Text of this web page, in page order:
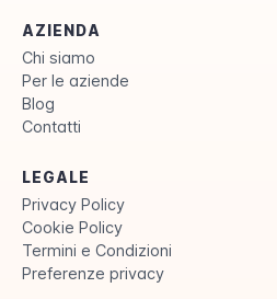
AZIENDA
Chi siamo
Per le aziende
Blog
Contatti
LEGALE
Privacy Policy
Cookie Policy
Termini e Condizioni
Preferenze privacy